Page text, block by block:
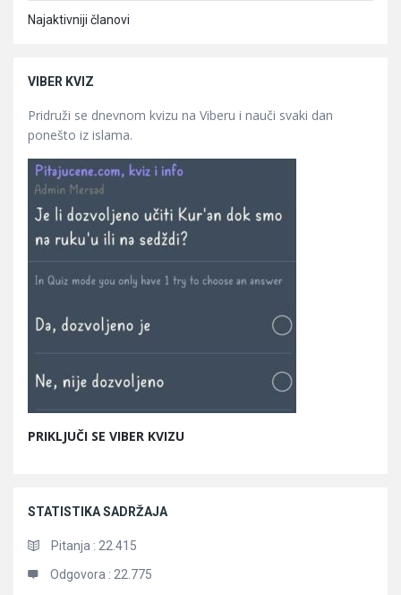
Najaktivniji članovi
VIBER KVIZ
Pridruži se dnevnom kvizu na Viberu i nauči svaki dan
ponešto iz islama.
PRIKLJUČI SE VIBER KVIZU
STATISTIKA SADRŽAJA
Pitanja : 22.415
Odgovora : 22.775